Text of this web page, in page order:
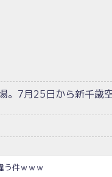
。7月25日から新千歳
う件ｗｗｗ